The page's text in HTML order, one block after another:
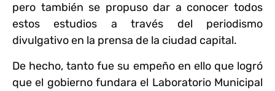
pero también se propuso dar a conocer todos
estos estudios a través del periodismo
divulgativo en la prensa de la ciudad capital.
De hecho, tanto fue su empeño en ello que logró
que el gobierno fundara el Laboratorio Municipal